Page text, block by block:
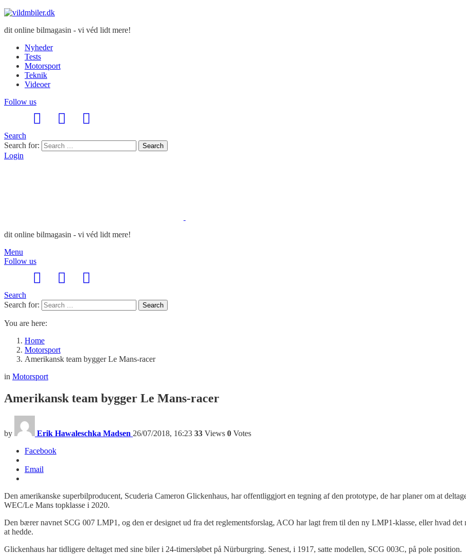
dit online bilmagasin - vi véd lidt mere!
Nyheder
Tests
Motorsport
Teknik
Videoer
Follow us
Search
Search for:
Search
Login
dit online bilmagasin - vi véd lidt mere!
Menu
Follow us
Search
Search for:
Search
You are here:
Home
Motorsport
Amerikansk team bygger Le Mans-racer
in Motorsport
Amerikansk team bygger Le Mans-racer
by Erik Hawaleschka Madsen 26/07/2018, 16:23 33 Views 0 Votes
Facebook
Email
Den amerikanske superbilproducent, Scuderia Cameron Glickenhaus, har offentliggjort en tegning af den prototype, de har planer om at
WEC/Le Mans topklasse i 2020.
Den bærer navnet SCG 007 LMP1, og den er designet ud fra det reglementsforslag, ACO har lagt frem til den ny LMP1-klasse, eller hvad det
at hedde.
Glickenhaus har tidligere deltaget med sine biler i 24-timersløbet på Nürburgring. Senest, i 1917, satte modellen, SCG 003C, på pole position.